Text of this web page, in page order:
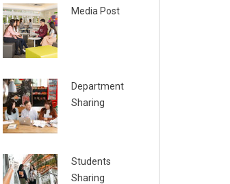
Media Post
Department
Sharing
Students
Sharing